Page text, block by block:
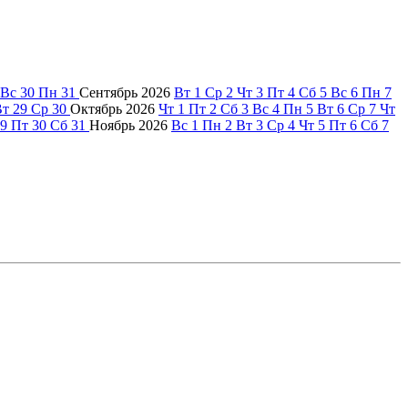
Вс 30 Пн 31 Сентябрь 2026 Вт 1 Ср 2 Чт 3 Пт 4 Сб 5 Вс 6 Пн 7
29 Ср 30 Октябрь 2026 Чт 1 Пт 2 Сб 3 Вс 4 Пн 5 Вт 6 Ср 7 Чт
Пт 30 Сб 31 Ноябрь 2026 Вс 1 Пн 2 Вт 3 Ср 4 Чт 5 Пт 6 Сб 7